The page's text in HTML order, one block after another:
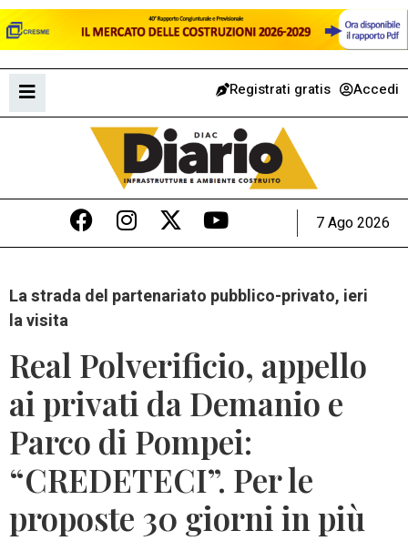
Registrati gratis Accedi
7 Ago 2026
La strada del partenariato pubblico-privato, ieri
la visita
Real Polverificio, appello
ai privati da Demanio e
Parco di Pompei:
“CREDETECI”. Per le
proposte 30 giorni in più